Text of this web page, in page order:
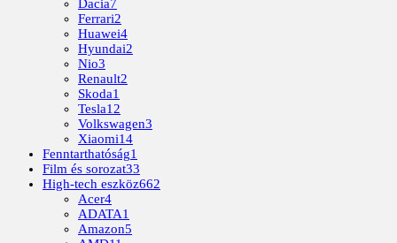
Dacia7
Ferrari2
Huawei4
Hyundai2
Nio3
Renault2
Skoda1
Tesla12
Volkswagen3
Xiaomi14
Fenntarthatóság1
Film és sorozat33
High-tech eszköz662
Acer4
ADATA1
Amazon5